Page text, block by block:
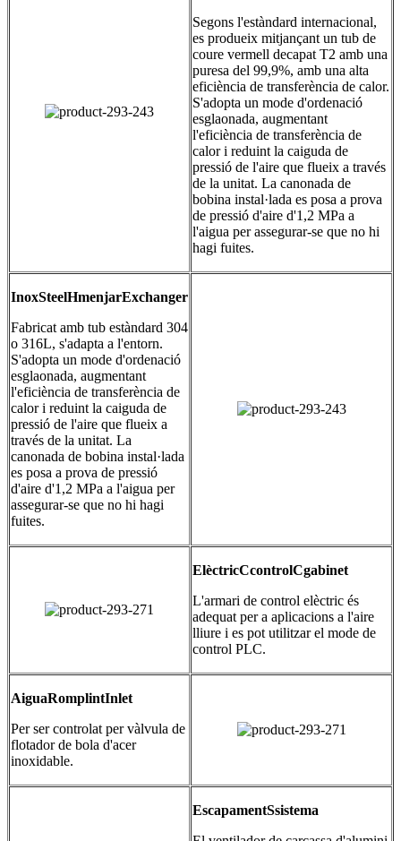
Segons l'estàndard internacional,
es produeix mitjançant un tub de
coure vermell decapat T2 amb una
puresa del 99,9%, amb una alta
eficiència de transferència de calor.
S'adopta un mode d'ordenació
esglaonada, augmentant
l'eficiència de transferència de
calor i reduint la caiguda de
pressió de l'aire que flueix a través
de la unitat. La canonada de
bobina instal·lada es posa a prova
de pressió d'aire d'1,2 MPa a
l'aigua per assegurar-se que no hi
hagi fuites.
InoxSteelHmenjarExchanger
Fabricat amb tub estàndard 304
o 316L, s'adapta a l'entorn.
S'adopta un mode d'ordenació
esglaonada, augmentant
l'eficiència de transferència de
calor i reduint la caiguda de
pressió de l'aire que flueix a
través de la unitat. La
canonada de bobina instal·lada
es posa a prova de pressió
d'aire d'1,2 MPa a l'aigua per
assegurar-se que no hi hagi
fuites.
ElèctricCcontrolCgabinet
L'armari de control elèctric és
adequat per a aplicacions a l'aire
lliure i es pot utilitzar el mode de
control PLC.
AiguaRomplintInlet
Per ser controlat per vàlvula de
flotador de bola d'acer
inoxidable.
EscapamentSsistema